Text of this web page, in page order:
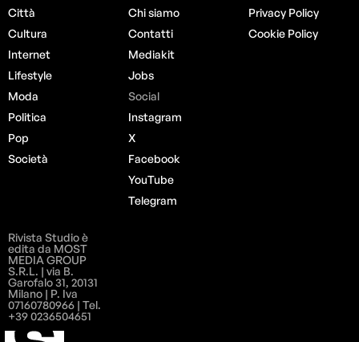
Città
Cultura
Internet
Lifestyle
Moda
Politica
Pop
Società
Chi siamo
Contatti
Mediakit
Jobs
Social
Instagram
X
Facebook
YouTube
Telegram
Privacy Policy
Cookie Policy
Rivista Studio è
edita da MOST
MEDIA GROUP
S.R.L. | via B.
Garofalo 31, 20131
Milano | P. Iva
07160780966 | Tel.
+39 0236504651